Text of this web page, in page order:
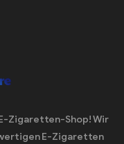
Zigaretten-Shop! Wir
E-Zigaretten